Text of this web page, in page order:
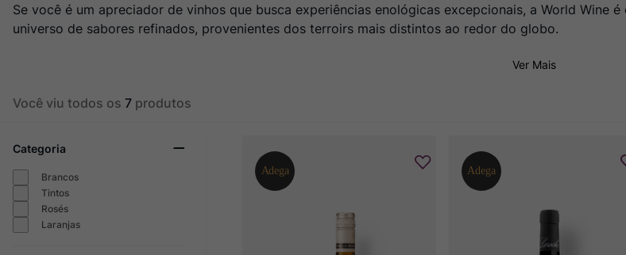
Se você é um apreciador de vinhos que busca experiências enológicas excepcionais, a World Wine
universo de sabores refinados, provenientes dos terroirs mais distintos ao redor do globo.
Ver Mais
Você viu todos os 7 produtos
Categoria
Brancos
Tintos
Rosés
Laranjas